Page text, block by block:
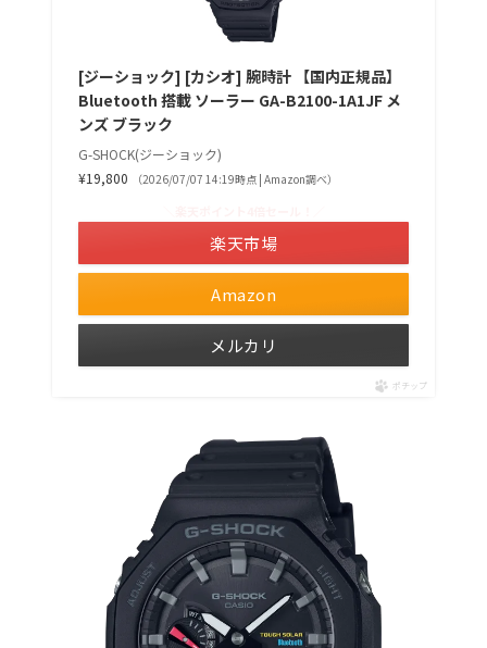
[ジーショック] [カシオ] 腕時計 【国内正規品】
Bluetooth 搭載 ソーラー GA-B2100-1A1JF メ
ンズ ブラック
G-SHOCK(ジーショック)
¥19,800
（2026/07/07 14:19時点 | Amazon調べ）
Amazon
楽天市場
メルカリ
ポチップ